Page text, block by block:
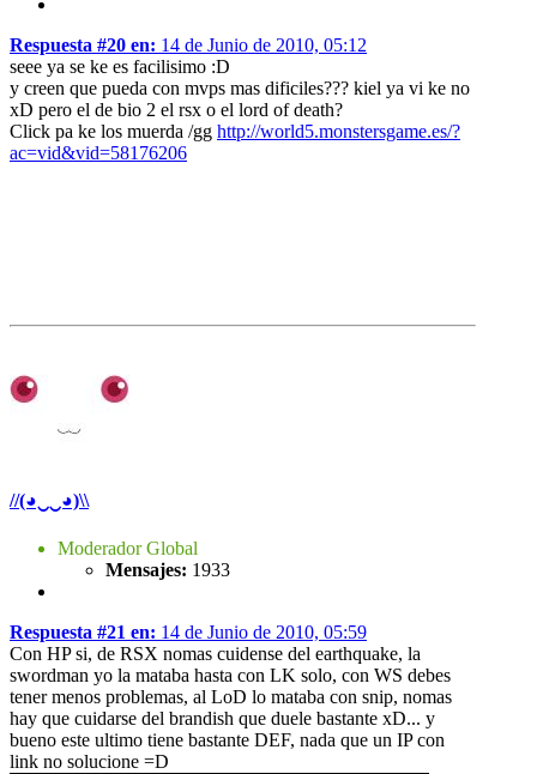
Respuesta #20 en: 14 de Junio de 2010, 05:12
seee ya se ke es facilisimo :D
y creen que pueda con mvps mas dificiles??? kiel ya vi ke no
xD pero el de bio 2 el rsx o el lord of death?
Click pa ke los muerda /gg http://world5.monstersgame.es/?
ac=vid&vid=58176206
//(◕‿‿◕)\\
Moderador Global
Mensajes: 1933
Respuesta #21 en: 14 de Junio de 2010, 05:59
Con HP si, de RSX nomas cuidense del earthquake, la
swordman yo la mataba hasta con LK solo, con WS debes
tener menos problemas, al LoD lo mataba con snip, nomas
hay que cuidarse del brandish que duele bastante xD... y
bueno este ultimo tiene bastante DEF, nada que un IP con
link no solucione =D